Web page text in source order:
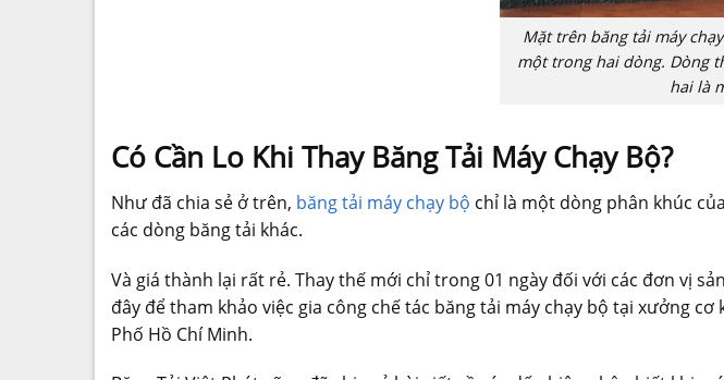
Mặt trên băng tải máy
một trong hai dòng. Dòng
hai là
Có Cần Lo Khi Thay Băng Tải Máy Chạy Bộ?
Như đã chia sẻ ở trên, băng tải máy chạy bộ chỉ là một dòng phân khúc
các dòng băng tải khác.
Và giá thành lại rất rẻ. Thay thế mới chỉ trong 01 ngày đối với các đơn vị
đây để tham khảo việc gia công chế tác băng tải máy chạy bộ tại xưởng
Phố Hồ Chí Minh.